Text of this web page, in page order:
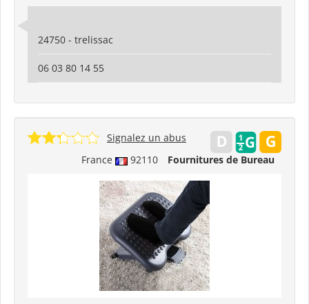
24750 - trelissac
06 03 80 14 55
France 92110 Fournitures de Bureau
Signalez un abus